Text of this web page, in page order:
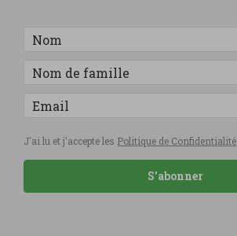
J'ai lu et j'accepte les Politique de Confidentialité
S'abonner